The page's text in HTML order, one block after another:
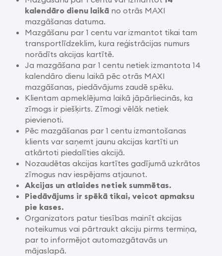
kalendāro dienu laikā no otrās MAXI
mazgāšanas datuma.
Mazgāšanu par 1 centu var izmantot tikai tam
transportlīdzeklim, kura reģistrācijas numurs
norādīts akcijas kartītē.
Ja mazgāšana par 1 centu netiek izmantota 14
kalendāro dienu laikā pēc otrās MAXI
mazgāšanas, piedāvājums zaudē spēku.
Klientam apmeklējuma laikā jāpārliecinās, ka
zīmogs ir piešķirts. Zīmogi vēlāk netiek
pievienoti.
Pēc mazgāšanas par 1 centu izmantošanas
klients var saņemt jaunu akcijas kartīti un
atkārtoti piedalīties akcijā.
Nozaudētas akcijas kartītes gadījumā uzkrātos
zīmogus nav iespējams atjaunot.
Akcijas un atlaides netiek summētas.
Piedāvājums ir spēkā tikai, veicot apmaksu
pie kases.
Organizators patur tiesības mainīt akcijas
noteikumus vai pārtraukt akciju pirms termiņa,
par to informējot automazgātavās un
mājaslapā.